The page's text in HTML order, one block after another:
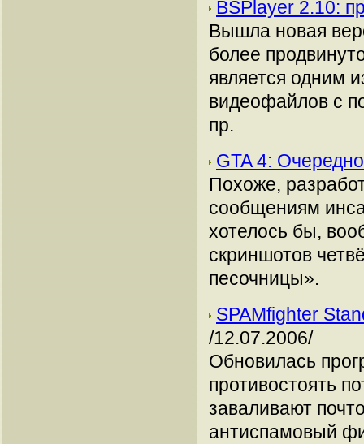
BSPlayer 2.10:
Вышла новая
более
является одним
видеофайлов с
пр.
GTA 4:
Похоже,
сообщениям
хотелось бы,
скриншотов
песочницы».
SPAMfighter
/12.07.2006/
Обновилась
противостоять
заваливают
антиспамовый